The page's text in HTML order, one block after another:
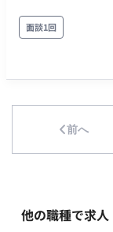
エンジニア ■業務の流れ アジャイル開発(スクラム) スプリント
は2週間です。 デ
言語: Javascript,
RDS, Amazon
他開発ツール：Docker, Git, mlx ■リ
モートにてご稼働いただけます
談事項があり、デ
面談1回
前へ
他の職種で求